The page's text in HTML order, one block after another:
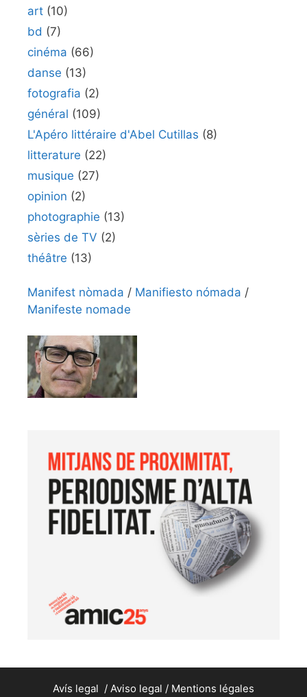
art (10)
bd (7)
cinéma (66)
danse (13)
fotografia (2)
général (109)
L'Apéro littéraire d'Abel Cutillas (8)
litterature (22)
musique (27)
opinion (2)
photographie (13)
sèries de TV (2)
théâtre (13)
Manifest nòmada / Manifiesto nómada /
Manifeste nomade
Avís legal / Aviso legal / Mentions légales